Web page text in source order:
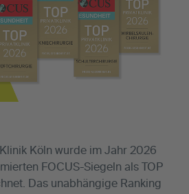
Köln wurde im Jahr 2026
FOCUS-Siegeln als TOP
Das unabhängige Ranking